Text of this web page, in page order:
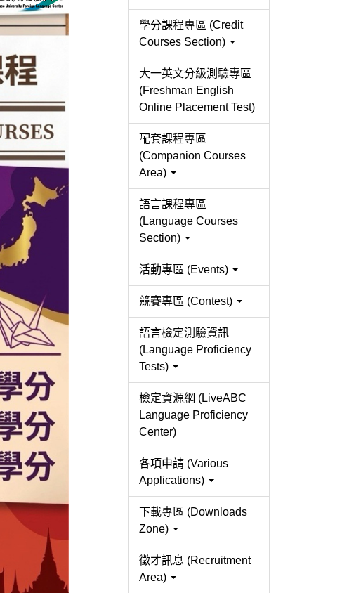
學分課程專區 (Credit
Courses Section)
大一英文分級測驗專區
(Freshman English
Online Placement Test)
配套課程專區
(Companion Courses
Area)
語言課程專區
(Language Courses
Section)
活動專區 (Events)
競賽專區 (Contest)
語言檢定測驗資訊
(Language Proficiency
Tests)
檢定資源網 (LiveABC
Language Proficiency
Center)
各項申請 (Various
Applications)
下載專區 (Downloads
Zone)
徵才訊息 (Recruitment
Area)